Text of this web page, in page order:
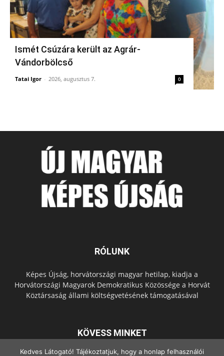
Ismét Csúzára került az Agrár-
Vándorbölcső
Tatai Igor - 2026, augusztus 7. 0
RÓLUNK
Képes Újság, horvátországi magyar hetilap, kiadja a
Horvátországi Magyarok Demokratikus Közössége a Horvát
Köztársaság állami költségvetésének támogatásával
KÖVESS MINKET
Kedves Látogató! Tájékoztatjuk, hogy a honlap felhasználói